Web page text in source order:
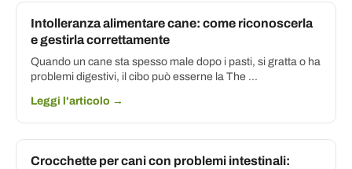
Intolleranza alimentare cane: come riconoscerla
e gestirla correttamente
Quando un cane sta spesso male dopo i pasti, si gratta o ha
problemi digestivi, il cibo può esserne la The ...
Leggi l'articolo →
Crocchette per cani con problemi intestinali: